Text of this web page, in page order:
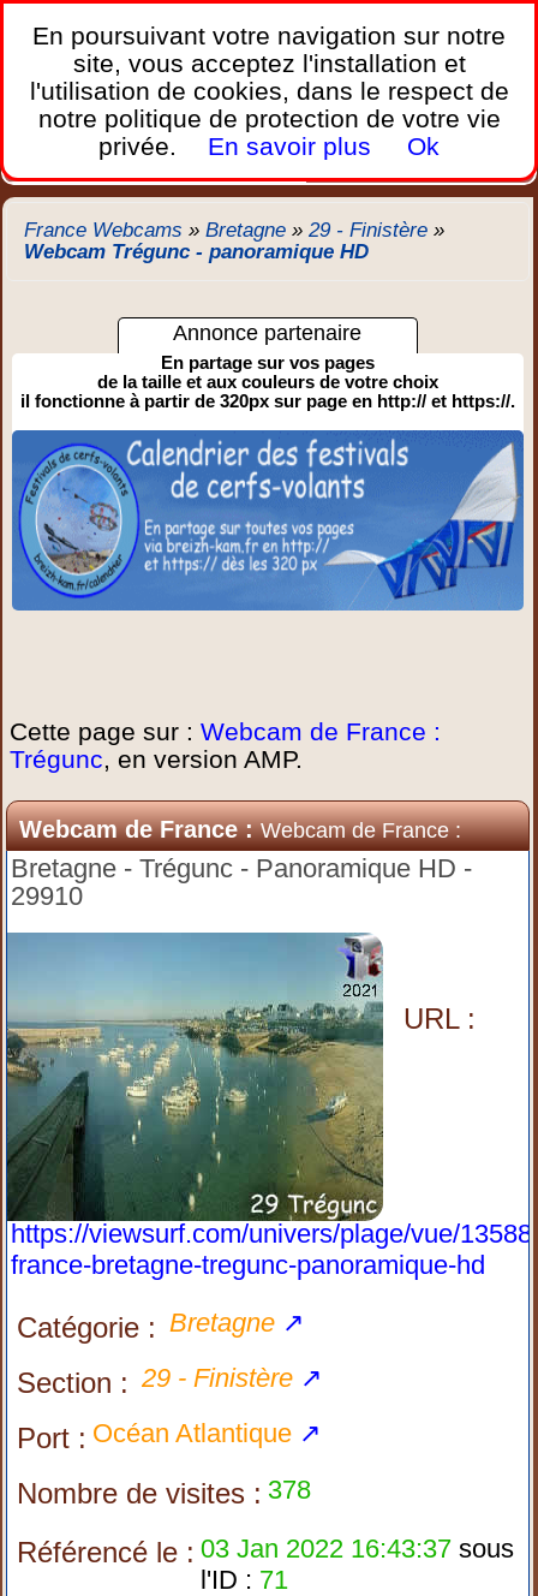
France Webcams,
Les webcams sur mobiles, portables et PC.
Home Bretagne Corse Plages Ports Montagnes
Trafic Chercher New
France Webcams »Bretagne »29 - Finistère »
Webcam Trégunc - panoramique HD
Annonce partenaire
En partage sur vos pages
de la taille et aux couleurs de votre choix
il fonctionne à partir de 320px sur page en http:// et https://.
Cette page sur :Webcam de France :
Trégunc, en version AMP.
Webcam de France :Webcam de France :
Trégunc
Bretagne - Trégunc - Panoramique HD -
29910
URL :
https://viewsurf.com/univers/plage/vue/
france-bretagne-tregunc-panoramique-hd
Catégorie : Bretagne ↗
Section : 29 - Finistère ↗
Port : Océan Atlantique ↗
Nombre de visites : 378
Référencé le : 03 Jan 2022 16:43:37 sous
l'ID : 71
En poursuivant votre navigation sur notre
site, vous acceptez l'installation et
l'utilisation de cookies, dans le respect de
notre politique de protection de votre vie
privée.
En savoir plus Ok